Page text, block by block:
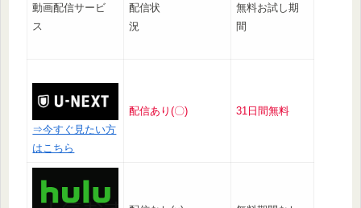
動画配信サービ
ス
配信状
況
無料お試し期
間
⇒今すぐ見たい方
はこちら
配信あり(〇) 31日間無料